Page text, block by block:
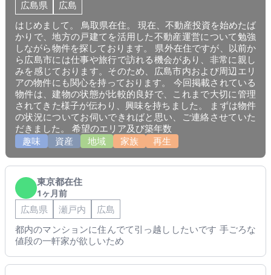
広島県
広島
はじめまして。 鳥取県在住。 現在、不動産投資を始めたば
かりで、地方の戸建てを活用した不動産運営について勉強
しながら物件を探しております。 県外在住ですが、以前か
ら広島市には仕事や旅行で訪れる機会があり、非常に親し
みを感じております。そのため、広島市内および周辺エリ
アの物件にも関心を持っております。 今回掲載されている
物件は、建物の状態が比較的良好で、これまで大切に管理
されてきた様子が伝わり、興味を持ちました。 まずは物件
の状況についてお伺いできればと思い、ご連絡させていた
だきました。 希望のエリア及び築年数
趣味
資産 地域 家族 再生
東京都在住
1ヶ月前
広島県 瀬戸内
広島
都内のマンションに住んでて引っ越ししたいです 手ごろな
値段の一軒家が欲しいため